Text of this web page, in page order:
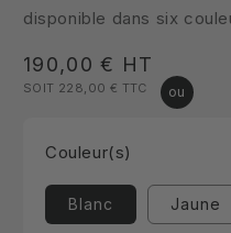
disponible dans six
Prix
habituel
190,00 € HT
SOIT 228,00 € TTC
Couleur(s)
Blanc Jaune